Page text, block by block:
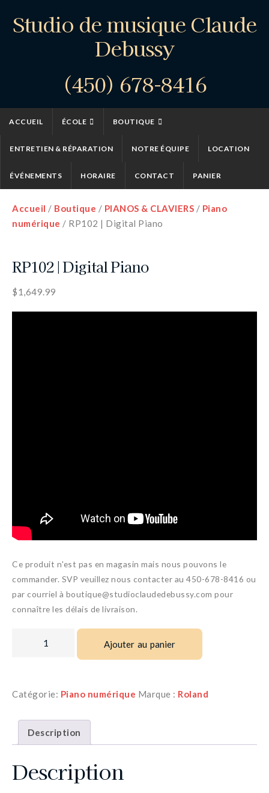
Studio de musique Claude
Debussy
(450) 678-8416
ACCUEIL ÉCOLE BOUTIQUE
ENTRETIEN & RÉPARATION NOTRE ÉQUIPE LOCATION
ÉVÉNEMENTS HORAIRE CONTACT PANIER
Accueil / Boutique / PIANOS & CLAVIERS / Piano
numérique / RP102 | Digital Piano
RP102 | Digital Piano
$1,649.99
Ce produit n'est pas en magasin mais nous pouvons le
commander. SVP veuillez nous contacter au 450-678-8416 ou
par courriel à boutique@studioclaudedebussy.com pour
connaître les délais de livraison.
Ajouter au panier
Catégorie: Piano numérique Marque : Roland
Description
Description